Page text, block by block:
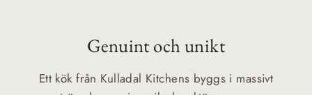
Genuint och unikt
Ett kök från Kulladal Kitchens byggs i massivt